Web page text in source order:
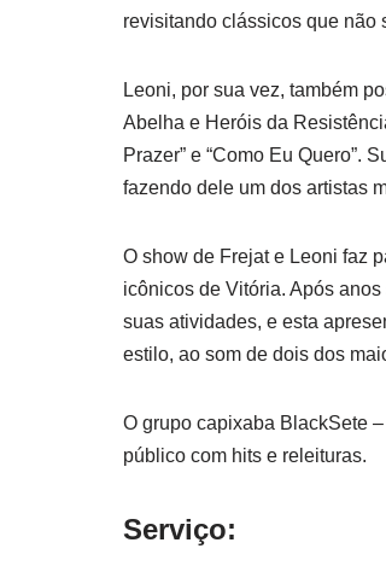
revisitando clássicos que não
Leoni, por sua vez, também
Abelha e Heróis da
Prazer” e “Como Eu Quero”.
fazendo dele um dos artistas
O show de Frejat e Leoni faz
icônicos de Vitória. Após
suas atividades, e esta
estilo, ao som de dois dos
O grupo capixaba BlackSete
público com hits e releituras.
Serviço: